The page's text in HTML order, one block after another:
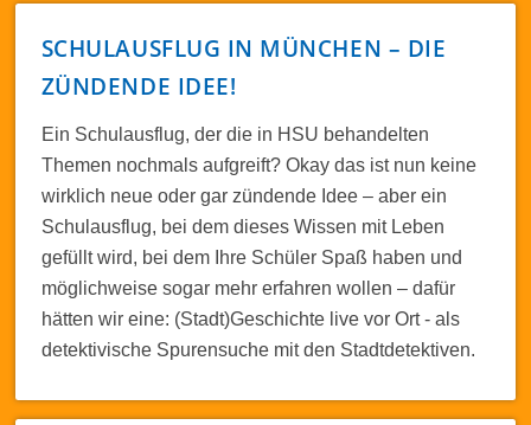
SCHULAUSFLUG IN MÜNCHEN – DIE
ZÜNDENDE IDEE!
Ein Schulausflug, der die in HSU behandelten
Themen nochmals aufgreift? Okay das ist nun keine
wirklich neue oder gar zündende Idee – aber ein
Schulausflug, bei dem dieses Wissen mit Leben
gefüllt wird, bei dem Ihre Schüler Spaß haben und
möglichweise sogar mehr erfahren wollen – dafür
hätten wir eine: (Stadt)Geschichte live vor Ort - als
detektivische Spurensuche mit den Stadtdetektiven.